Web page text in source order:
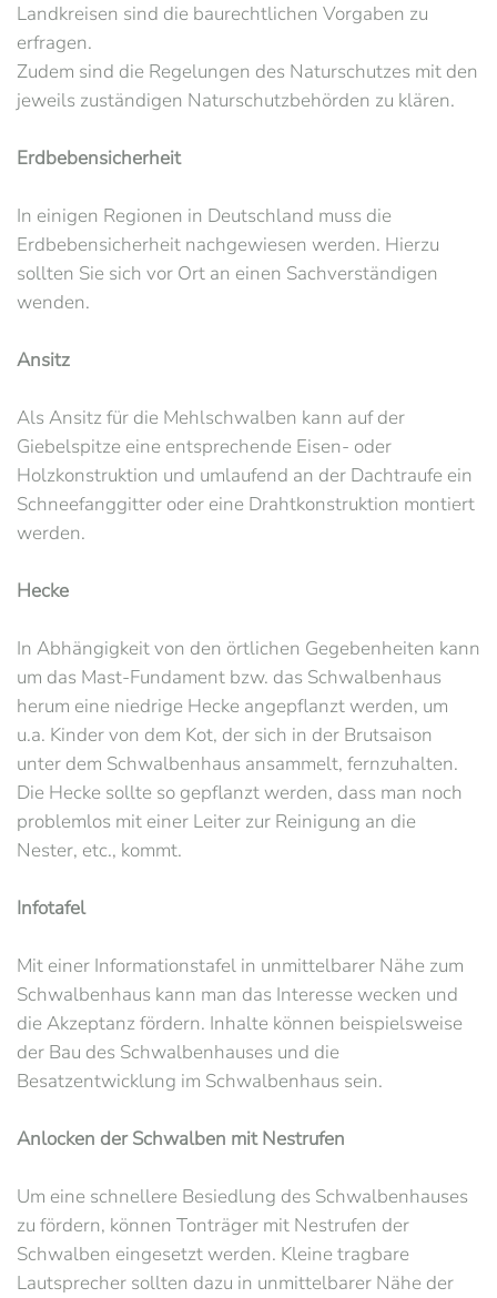
Landkreisen sind die baurechtlichen Vorgaben zu
erfragen.
Zudem sind die Regelungen des Naturschutzes mit den
jeweils zuständigen Naturschutzbehörden zu klären.
Erdbebensicherheit
In einigen Regionen in Deutschland muss die
Erdbebensicherheit nachgewiesen werden. Hierzu
sollten Sie sich vor Ort an einen Sachverständigen
wenden.
Ansitz
Als Ansitz für die Mehlschwalben kann auf der
Giebelspitze eine entsprechende Eisen- oder
Holzkonstruktion und umlaufend an der Dachtraufe ein
Schneefanggitter oder eine Drahtkonstruktion montiert
werden.
Hecke
In Abhängigkeit von den örtlichen Gegebenheiten kann
um das Mast-Fundament bzw. das Schwalbenhaus
herum eine niedrige Hecke angepflanzt werden, um
u.a. Kinder von dem Kot, der sich in der Brutsaison
unter dem Schwalbenhaus ansammelt, fernzuhalten.
Die Hecke sollte so gepflanzt werden, dass man noch
problemlos mit einer Leiter zur Reinigung an die
Nester, etc., kommt.
Infotafel
Mit einer Informationstafel in unmittelbarer Nähe zum
Schwalbenhaus kann man das Interesse wecken und
die Akzeptanz fördern. Inhalte können beispielsweise
der Bau des Schwalbenhauses und die
Besatzentwicklung im Schwalbenhaus sein.
Anlocken der Schwalben mit Nestrufen
Um eine schnellere Besiedlung des Schwalbenhauses
zu fördern, können Tonträger mit Nestrufen der
Schwalben eingesetzt werden. Kleine tragbare
Lautsprecher sollten dazu in unmittelbarer Nähe der